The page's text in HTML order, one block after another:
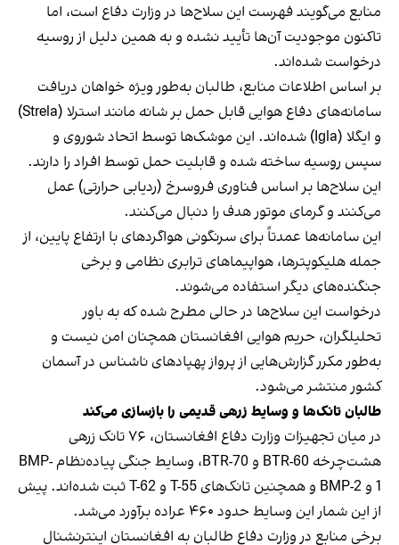
منابع می‌گویند فهرست این سلاح‌ها در وزارت دفاع است، اما
تاکنون موجودیت آن‌ها تأیید نشده و به همین دلیل از روسیه
درخواست شده‌اند.
بر اساس اطلاعات منابع، طالبان به‌طور ویژه خواهان دریافت
سامانه‌های دفاع هوایی قابل حمل بر شانه مانند استرلا (Strela)
و ایگلا (Igla) شده‌اند. این موشک‌ها توسط اتحاد شوروی و
سپس روسیه ساخته شده و قابلیت حمل توسط افراد را دارند.
این سلاح‌ها بر اساس فناوری فروسرخ (ردیابی حرارتی) عمل
می‌کنند و گرمای موتور هدف را دنبال می‌کنند.
این سامانه‌ها عمدتاً برای سرنگونی هواگردهای با ارتفاع پایین، از
جمله هلیکوپترها، هواپیماهای ترابری نظامی و برخی
جنگنده‌های دیگر استفاده می‌شوند.
درخواست این سلاح‌ها در حالی مطرح شده که به باور
تحلیلگران، حریم هوایی افغانستان همچنان امن نیست و
به‌طور مکرر گزارش‌هایی از پرواز پهپادهای ناشناس در آسمان
کشور منتشر می‌شود.
طالبان تانک‌ها و وسایط زرهی قدیمی را بازسازی می‌کند
در میان تجهیزات وزارت دفاع افغانستان، ۷۶ تانک زرهی
هشت‌چرخه BTR-60 و BTR-70، وسایط جنگی پیاده‌نظام BMP-
1 و BMP-2 و همچنین تانک‌های T-55 و T-62 ثبت شده‌اند. پیش
از این شمار این وسایط حدود ۴۶۰ عراده برآورد می‌شد.
برخی منابع در وزارت دفاع طالبان به افغانستان اینترنشنال